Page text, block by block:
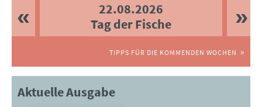
22.08.2026
Tag der Fische
TIPPS FÜR DIE KOMMENDEN WOCHEN
Aktuelle Ausgabe